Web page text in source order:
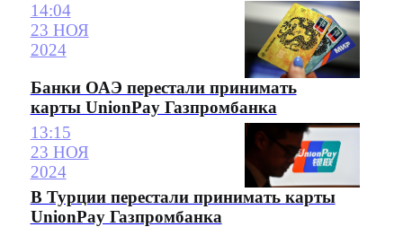
14:04
23 НОЯ
2024
Банки ОАЭ перестали принимать
карты UnionPay Газпромбанка
13:15
23 НОЯ
2024
В Турции перестали принимать карты
UnionPay Газпромбанка